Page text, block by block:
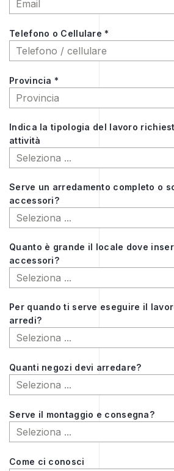
Telefono o Cellulare *
Provincia *
Indica la tipologia del lavoro
attività
Serve un arredamento completo o
accessori?
Quanto è grande il locale dove
accessori?
Per quando ti serve eseguire il
arredi?
Quanti negozi devi arredare?
Serve il montaggio e consegna?
Come ci conosci